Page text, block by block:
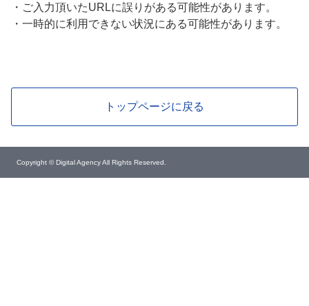
・ ご入力頂いたURLに誤りがある可能性があります。
・ 一時的に利用できない状況にある可能性があります。
トップページに戻る
Copyright © Digital Agency All Rights Reserved.